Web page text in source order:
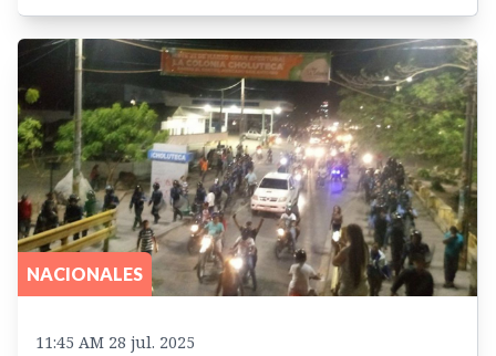
NACIONALES
11:45 AM 28 jul. 2025